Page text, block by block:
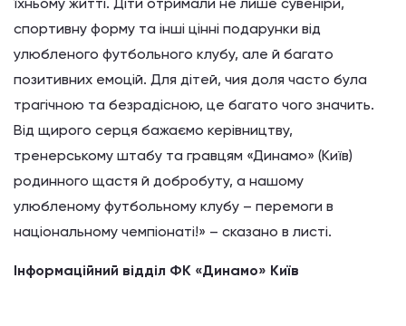
спортивну форму та інші цінні подарунки від
улюбленого футбольного клубу, але й багато
позитивних емоцій. Для дітей, чия доля часто була
трагічною та безрадісною, це багато чого значить.
Від щирого серця бажаємо керівництву,
тренерському штабу та гравцям «Динамо» (Київ)
родинного щастя й добробуту, а нашому
улюбленому футбольному клубу – перемоги в
національному чемпіонаті!» – сказано в листі.
Інформаційний відділ ФК «Динамо» Київ